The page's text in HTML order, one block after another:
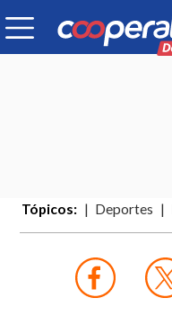
Tópicos: Deportes